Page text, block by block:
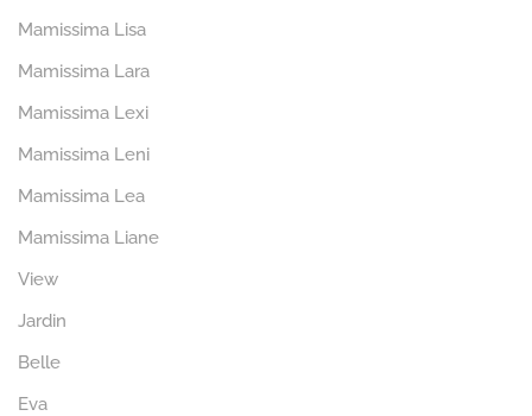
Mamissima Lisa
Mamissima Lara
Mamissima Lexi
Mamissima Leni
Mamissima Lea
Mamissima Liane
View
Jardin
Belle
Eva